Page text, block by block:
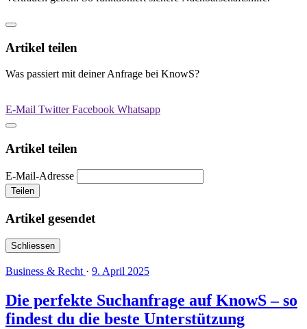
Artikel teilen
Was passiert mit deiner Anfrage bei KnowS?
E-Mail TwitterFacebook Whatsapp
Artikel teilen
E-Mail-Adresse
Teilen
Artikel gesendet
Schliessen
Business & Recht · 9. April 2025
Die perfekte Suchanfrage auf KnowS – so
findest du die beste Unterstützung